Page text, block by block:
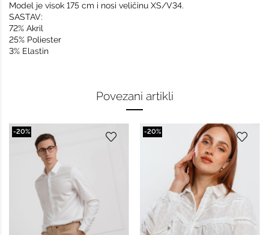
Model je visok 175 cm i nosi veličinu XS/V34.
SASTAV:
72% Akril
25% Poliester
3% Elastin
Povezani artikli
-20% -20%